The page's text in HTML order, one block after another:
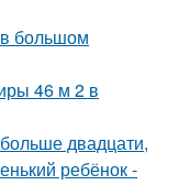
большом
46 м 2 в
двадцати,
ребёнок -